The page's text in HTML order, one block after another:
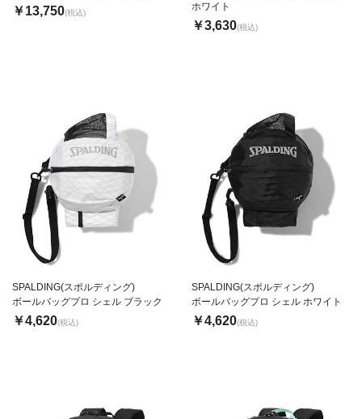
￥13,750(税込)
ホワイト
￥3,630(税込)
SPALDING(スポルディング)
ボールバッグプロ シェル ブラック
￥4,620(税込)
SPALDING(スポルディング)
ボールバッグプロ シェル ホワイト
￥4,620(税込)